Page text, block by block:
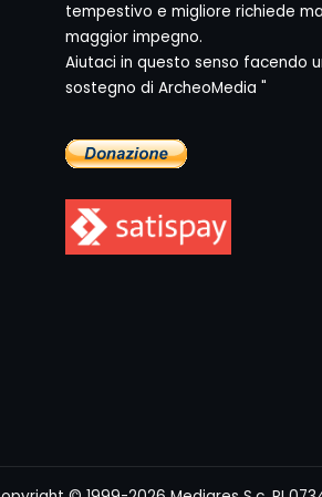
tempestivo e migliore richiede
maggior impegno.
Aiutaci in questo senso facendo
sostegno di ArcheoMedia "